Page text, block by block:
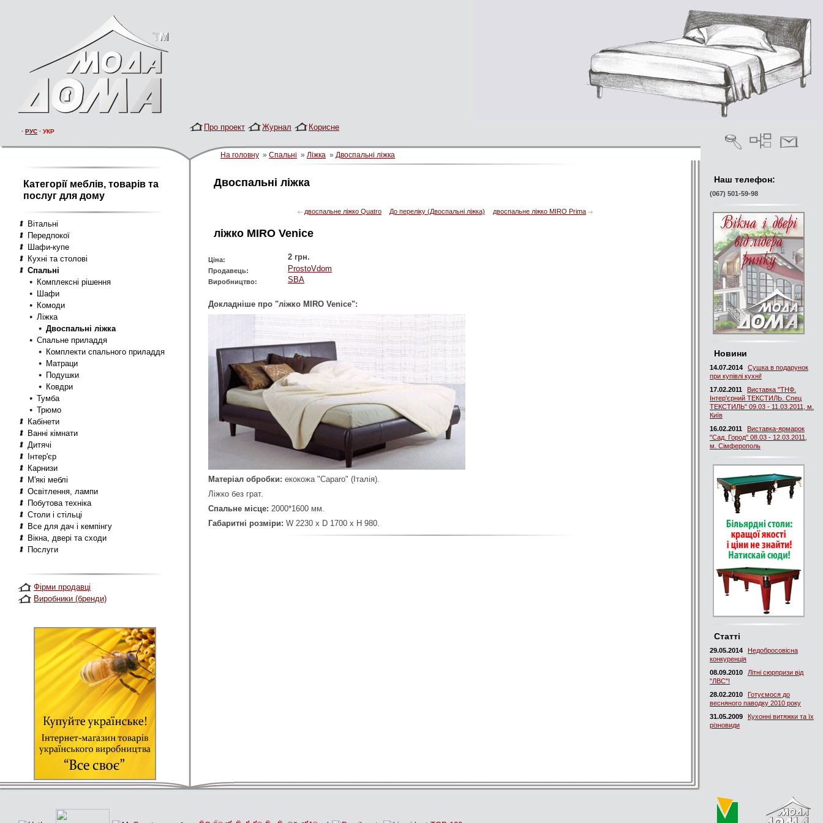
· РУС · УКР Про проект Журнал Корисне
На головну » Спальні » Ліжка » Двоспальні ліжка
Категорії меблів, товарів та
послуг для дому
Вітальні
Передпокої
Шафи-купе
Кухні та столові
Спальні
Комплексні рішення
Шафи
Комоди
Ліжка
Двоспальні ліжка
Спальне приладдя
Комплекти спального приладдя
Матраци
Подушки
Ковдри
Тумба
Трюмо
Кабінети
Ванні кімнати
Дитячі
Інтер'єр
Карнизи
М'які меблі
Освітлення, лампи
Побутова техніка
Столи і стільці
Все для дач і кемпінгу
Вікна, двері та сходи
Послуги
Фірми продавці
Виробники (бренди)
Наш телефон:
(067) 501-59-98
Новини
14.07.2014
Сушка в подарунок
при купівлі кухні!
17.02.2011
Виставка "ТНФ.
Інтер'єрний ТЕКСТИЛЬ. Спец
ТЕКСТИЛЬ" 09.03 - 11.03.2011, м.
Київ
16.02.2011
Виставка-ярмарок
"Сад. Город" 08.03 - 12.03.2011,
м. Сімферополь
Статті
29.05.2014
Недобросовісна
конкуренція
08.09.2010
Літні сюрпризи від
"ЛВС"!
28.02.2010
Готуємося до
весняного паводку 2010 року
31.05.2009
Кухонні витяжки та їх
різновиди
Двоспальні ліжка
двоспальне ліжко Quatro До переліку (Двоспальні ліжка) двоспальне ліжко MIRO Prima
ліжко MIRO Venice
Ціна: 2 грн.
Продавець: ProstoVdom
Виробництво: SBA
Докладніше про "ліжко MIRO Venice":
Матеріал обробки: екокожа "Caparo" (Італія).
Ліжко без грат.
Спальне місце: 2000*1600 мм.
Габаритні розміри: W 2230 x D 1700 x H 980.